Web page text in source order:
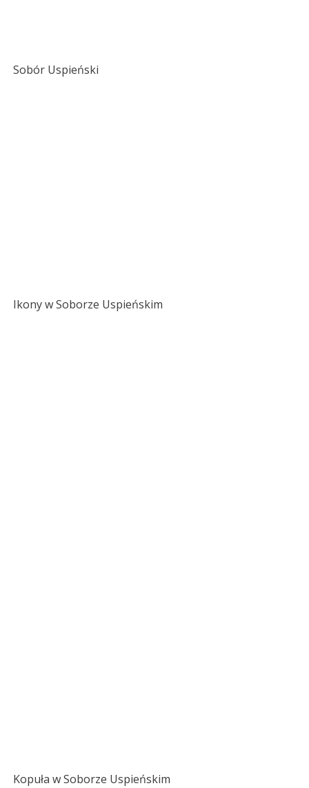
Sobór Uspieński
Ikony w Soborze Uspieńskim
Kopuła w Soborze Uspieńskim